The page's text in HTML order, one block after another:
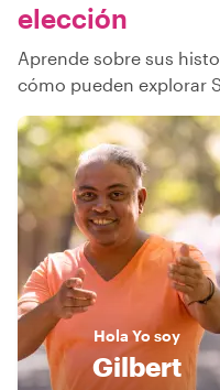
elección
Aprende sobre sus
cómo pueden explorar
Hola Yo soy
Gilbert